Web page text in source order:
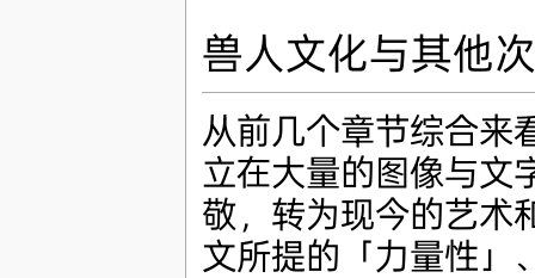
兽人文化与其他
从前几个章节综合来
立在大量的图像与文
敬，转为现今的艺术
文所提的「力量性」